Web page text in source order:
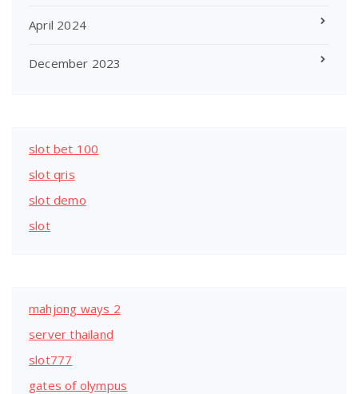
April 2024
December 2023
slot bet 100
slot qris
slot demo
slot
mahjong ways 2
server thailand
slot777
gates of olympus